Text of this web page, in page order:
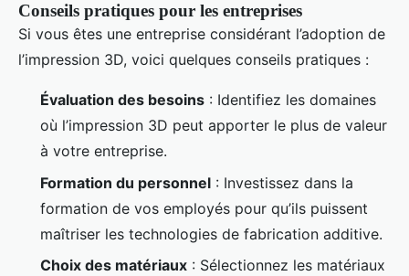
Conseils pratiques pour les entreprises
Si vous êtes une entreprise considérant l’adoption de
l’impression 3D, voici quelques conseils pratiques :
Évaluation des besoins : Identifiez les domaines
où l’impression 3D peut apporter le plus de valeur
à votre entreprise.
Formation du personnel : Investissez dans la
formation de vos employés pour qu’ils puissent
maîtriser les technologies de fabrication additive.
Choix des matériaux : Sélectionnez les matériaux